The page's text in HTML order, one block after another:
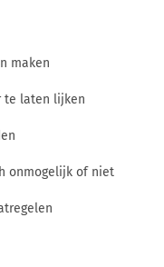
maken
te laten lijken
onmogelijk of niet